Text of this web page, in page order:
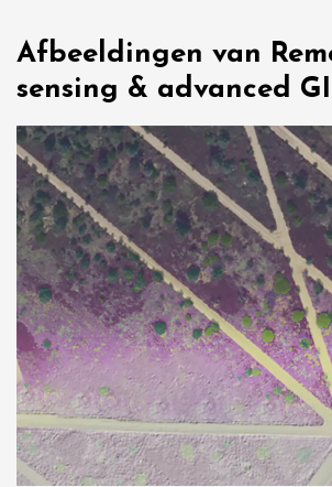
Afbeeldingen van
sensing & advanced